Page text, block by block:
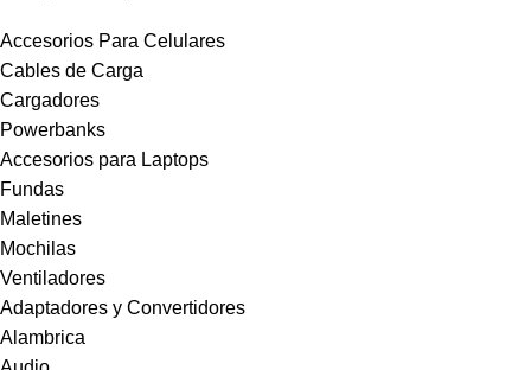
Accesorios Para Celulares
Cables de Carga
Cargadores
Powerbanks
Accesorios para Laptops
Fundas
Maletines
Mochilas
Ventiladores
Adaptadores y Convertidores
Alambrica